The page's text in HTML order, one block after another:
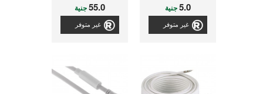
5.0جنية
غير متوفر
55.0جنية
غير متوفر